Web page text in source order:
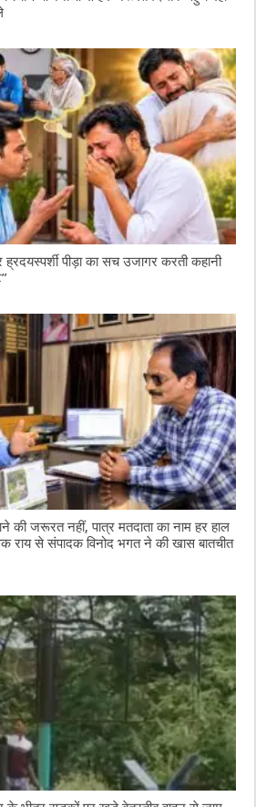
पीड़ा का सच उजागर करती कहानी
जरूरत नहीं, पात्र मतदाता का नाम हर हाल
राय से संपादक विनोद भगत ने की खास बातचीत